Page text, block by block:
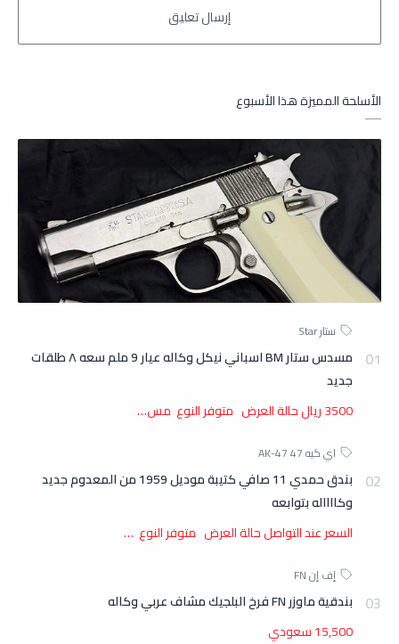
الأسلحة المميزة هذا الأسبوع
مسدس ستار BM اسباني نيكل وكاله عيار 9 ملم سعه ٨ طلقات
جديد
3500 ريال حالة العرض متوفر النوع مس…
بندق حمدي 11 صافي كتيبة موديل 1959 من المعدوم جديد
وكااااله بتوابعه
السعر عند التواصل حالة العرض متوفر النوع …
بندقية ماوزر FN فرخ البلجيك مشاف عربي وكاله
15,500 سعودي